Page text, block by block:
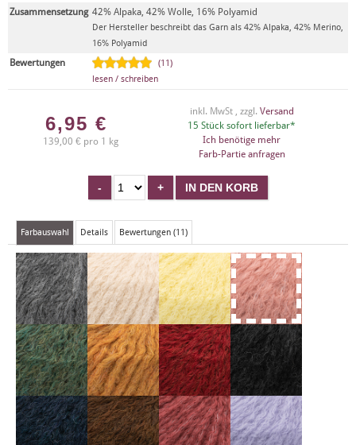
Zusammensetzung 42% Alpaka, 42% Wolle, 16% Polyamid
Der Hersteller beschreibt das Garn als 42% Alpaka, 42% Merino,
16% Polyamid
Bewertungen
(11)
lesen / schreiben
6,95 €
139,00 € pro 1 kg
inkl. MwSt , zzgl. Versand
15 Stück sofort lieferbar*
Ich benötige mehr
Farb-Partie anfragen
Farbauswahl Details Bewertungen (11)